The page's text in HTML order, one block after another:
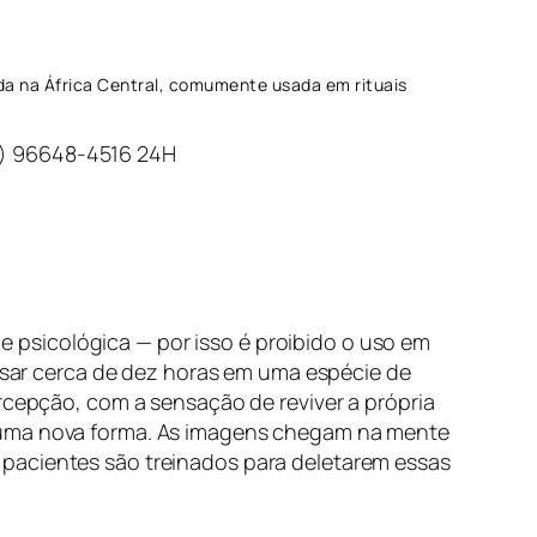
na África Central, comumente usada em rituais
96648-4516 24H
psicológica — por isso é proibido o uso em
cerca de dez horas em uma espécie de
com a sensação de reviver a própria
nova forma. As imagens chegam na mente
são treinados para deletarem essas